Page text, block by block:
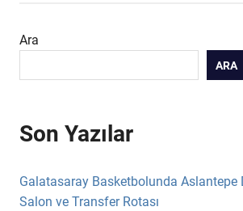
Ara
ARA
Son Yazılar
Galatasaray Basketbolunda Aslantepe
Salon ve Transfer Rotası